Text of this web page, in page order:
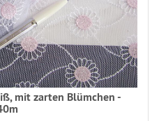
mit zarten Blümchen -